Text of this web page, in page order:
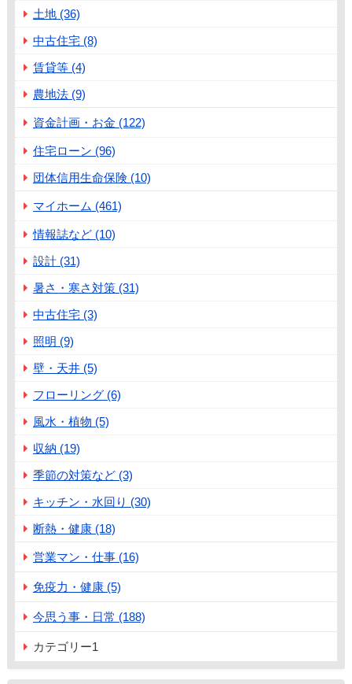
土地 (36)
中古住宅 (8)
賃貸等 (4)
農地法 (9)
資金計画・お金 (122)
住宅ローン (96)
団体信用生命保険 (10)
マイホーム (461)
情報誌など (10)
設計 (31)
暑さ・寒さ対策 (31)
中古住宅 (3)
照明 (9)
壁・天井 (5)
フローリング (6)
風水・植物 (5)
収納 (19)
季節の対策など (3)
キッチン・水回り (30)
断熱・健康 (18)
営業マン・仕事 (16)
免疫力・健康 (5)
今思う事・日常 (188)
カテゴリー1